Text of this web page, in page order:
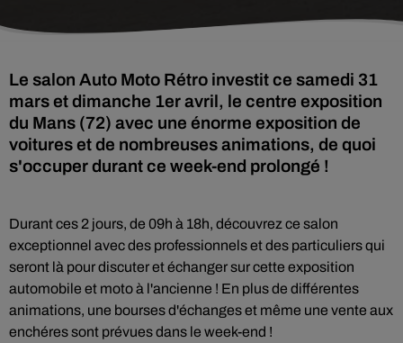
Le salon Auto Moto Rétro investit ce samedi 31
mars et dimanche 1er avril, le centre exposition
du Mans (72) avec une énorme exposition de
voitures et de nombreuses animations, de quoi
s'occuper durant ce week-end prolongé !
Durant ces 2 jours, de 09h à 18h, découvrez ce salon
exceptionnel avec des professionnels et des particuliers qui
seront là pour discuter et échanger sur cette exposition
automobile et moto à l'ancienne ! En plus de différentes
animations, une bourses d'échanges et même une vente aux
enchéres sont prévues dans le week-end !